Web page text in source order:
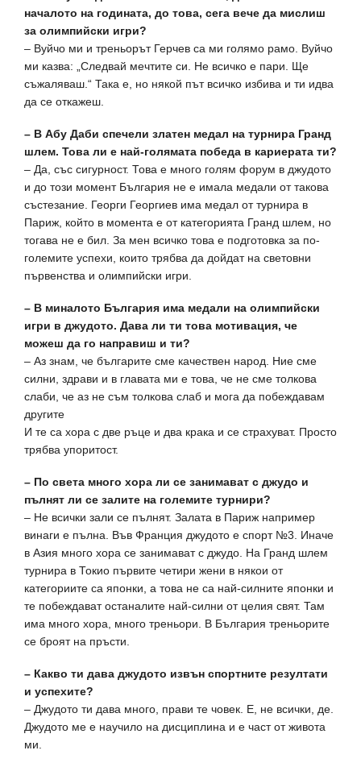
началото на годината, до това, сега вече да мислиш
за олимпийски игри?
– Вуйчо ми и треньорът Герчев са ми голямо рамо. Вуйчо
ми казва: „Следвай мечтите си. Не всичко е пари. Ще
съжаляваш.“ Така е, но някой път всичко избива и ти идва
да се откажеш.
– В Абу Даби спечели златен медал на турнира Гранд
шлем. Това ли е най-голямата победа в кариерата ти?
– Да, със сигурност. Това е много голям форум в джудото
и до този момент България не е имала медали от такова
състезание. Георги Георгиев има медал от турнира в
Париж, който в момента е от категорията Гранд шлем, но
тогава не е бил. За мен всичко това е подготовка за по-
големите успехи, които трябва да дойдат на световни
първенства и олимпийски игри.
– В миналото България има медали на олимпийски
игри в джудото. Дава ли ти това мотивация, че
можеш да го направиш и ти?
– Аз знам, че българите сме качествен народ. Ние сме
силни, здрави и в главата ми е това, че не сме толкова
слаби, че аз не съм толкова слаб и мога да побеждавам
другите
И те са хора с две ръце и два крака и се страхуват. Просто
трябва упоритост.
– По света много хора ли се занимават с джудо и
пълнят ли се залите на големите турнири?
– Не всички зали се пълнят. Залата в Париж например
винаги е пълна. Във Франция джудото е спорт №3. Иначе
в Азия много хора се занимават с джудо. На Гранд шлем
турнира в Токио първите четири жени в някои от
категориите са японки, а това не са най-силните японки и
те побеждават останалите най-силни от целия свят. Там
има много хора, много треньори. В България треньорите
се броят на пръсти.
– Какво ти дава джудото извън спортните резултати
и успехите?
– Джудото ти дава много, прави те човек. Е, не всички, де.
Джудото ме е научило на дисциплина и е част от живота
ми.